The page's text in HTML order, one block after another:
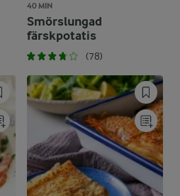
40 MIN
Smörslungad
färskpotatis
(78)